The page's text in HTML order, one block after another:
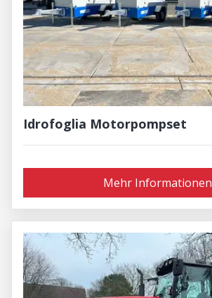
Idrofoglia Motorpompset
Mehr Informationen